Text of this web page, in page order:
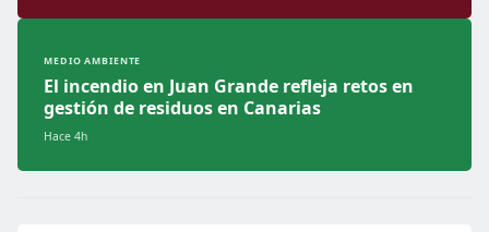
MEDIO AMBIENTE
El incendio en Juan Grande refleja retos en
gestión de residuos en Canarias
Hace 4h